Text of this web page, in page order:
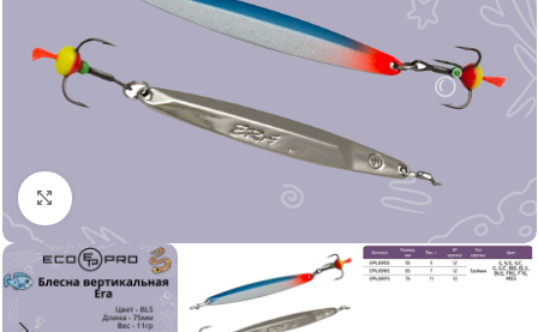
Нажмите, чтобы увеличить